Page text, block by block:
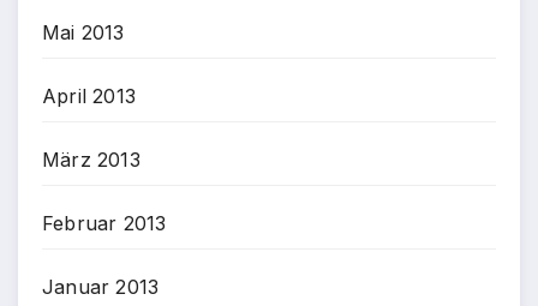
Mai 2013
April 2013
März 2013
Februar 2013
Januar 2013